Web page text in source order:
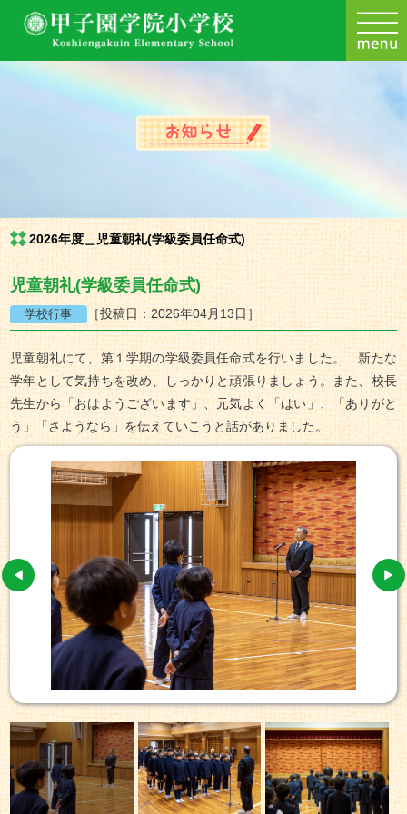
2026年度＿児童朝礼(学級委員任命式)
児童朝礼(学級委員任命式)
［投稿日：2026年04月13日］
児童朝礼にて、第１学期の学級委員任命式を行いました。 新たな
学年として気持ちを改め、しっかりと頑張りましょう。また、校長
先生から「おはようございます」、元気よく「はい」、「ありがと
う」「さようなら」を伝えていこうと話がありました。